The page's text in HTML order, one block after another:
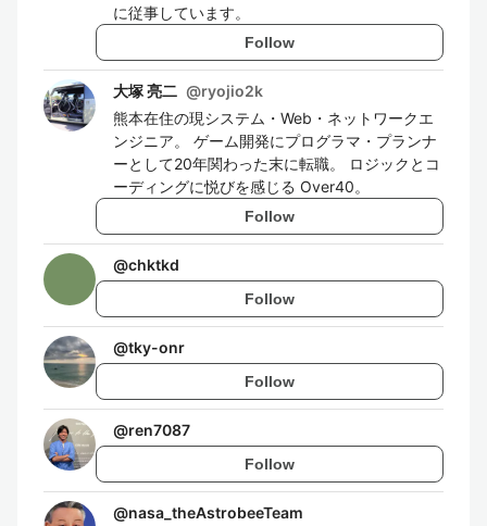
に従事しています。
Follow
大塚 亮二 @ryojio2k
熊本在住の現システム・Web・ネットワークエ
ンジニア。 ゲーム開発にプログラマ・プランナ
ーとして20年関わった末に転職。 ロジックとコ
ーディングに悦びを感じる Over40。
Follow
@chktkd
Follow
@tky-onr
Follow
@ren7087
Follow
@nasa_theAstrobeeTeam